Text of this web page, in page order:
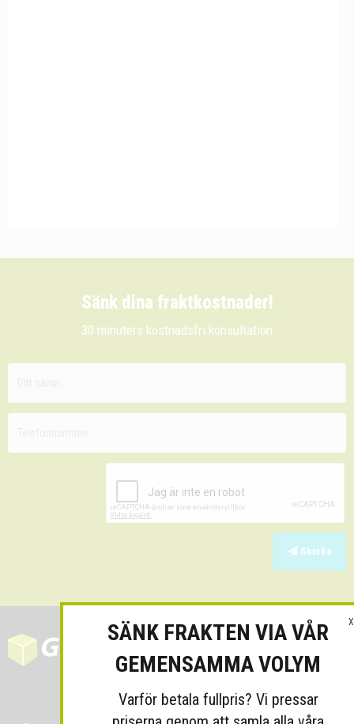
Sänk dina fraktkostnader!
30 minuters kostnadsfri konsultation
Skicka
X
SÄNK FRAKTEN VIA VÅR
GEMENSAMMA VOLYM
Varför betala fullpris? Vi pressar